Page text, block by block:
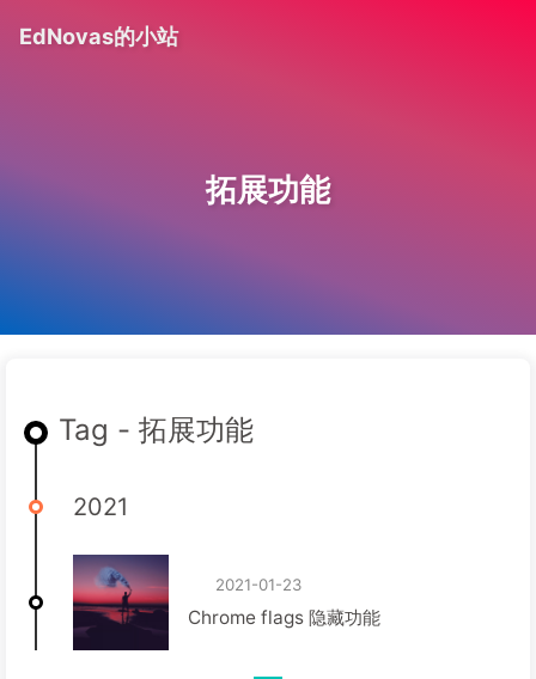
EdNovas的小站
拓展功能
Tag - 拓展功能
2021
2021-01-23
Chrome flags 隐藏功能